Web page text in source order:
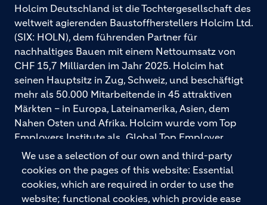
We use a selection of our own and third-party
cookies on the pages of this website: Essential
cookies, which are required in order to use the
website; functional cookies, which provide ease
Holcim Deutschland ist die Tochtergesellschaft des
weltweit agierenden Baustoffherstellers Holcim Ltd.
(SIX: HOLN), dem führenden Partner für
nachhaltiges Bauen mit einem Nettoumsatz von
CHF 15,7 Milliarden im Jahr 2025. Holcim hat
seinen Hauptsitz in Zug, Schweiz, und beschäftigt
mehr als 50.000 Mitarbeitende in 45 attraktiven
Märkten – in Europa, Lateinamerika, Asien, dem
Nahen Osten und Afrika. Holcim wurde vom Top
Employers Institute als „Global Top Employer
2026“ ausgezeichnet. Holcim bietet hochwertige
Baustoffe und integrierte Baulösungen für den
gesamten Bauprozess – vom Fundament über den
Boden bis zu Wänden und Dächern – mit